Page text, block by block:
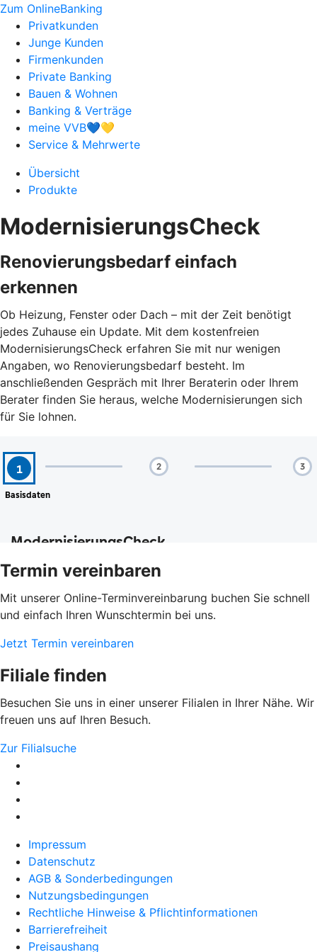
Zum OnlineBanking
Privatkunden
Junge Kunden
Firmenkunden
Private Banking
Bauen & Wohnen
Banking & Verträge
meine VVB💙💛
Service & Mehrwerte
Übersicht
Produkte
ModernisierungsCheck
Renovierungsbedarf einfach
erkennen
Ob Heizung, Fenster oder Dach – mit der Zeit benötigt
jedes Zuhause ein Update. Mit dem kostenfreien
ModernisierungsCheck erfahren Sie mit nur wenigen
Angaben, wo Renovierungsbedarf besteht. Im
anschließenden Gespräch mit Ihrer Beraterin oder Ihrem
Berater finden Sie heraus, welche Modernisierungen sich
für Sie lohnen.
Termin vereinbaren
Mit unserer Online-Terminvereinbarung buchen Sie schnell
und einfach Ihren Wunschtermin bei uns.
Jetzt Termin vereinbaren
Filiale finden
Besuchen Sie uns in einer unserer Filialen in Ihrer Nähe. Wir
freuen uns auf Ihren Besuch.
Zur Filialsuche
Impressum
Datenschutz
AGB & Sonderbedingungen
Nutzungsbedingungen
Rechtliche Hinweise & Pflichtinformationen
Barrierefreiheit
Preisaushang